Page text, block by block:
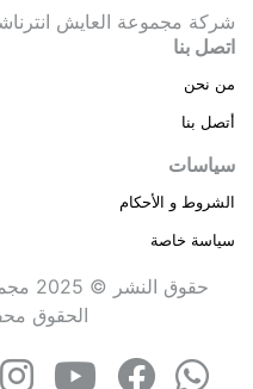
شركة مجموعة العايش
اتصل بنا
من نحن
أتصل بنا
سياسات
الشروط و الأحكام
سياسة خاصة
حقوق
الحقوق